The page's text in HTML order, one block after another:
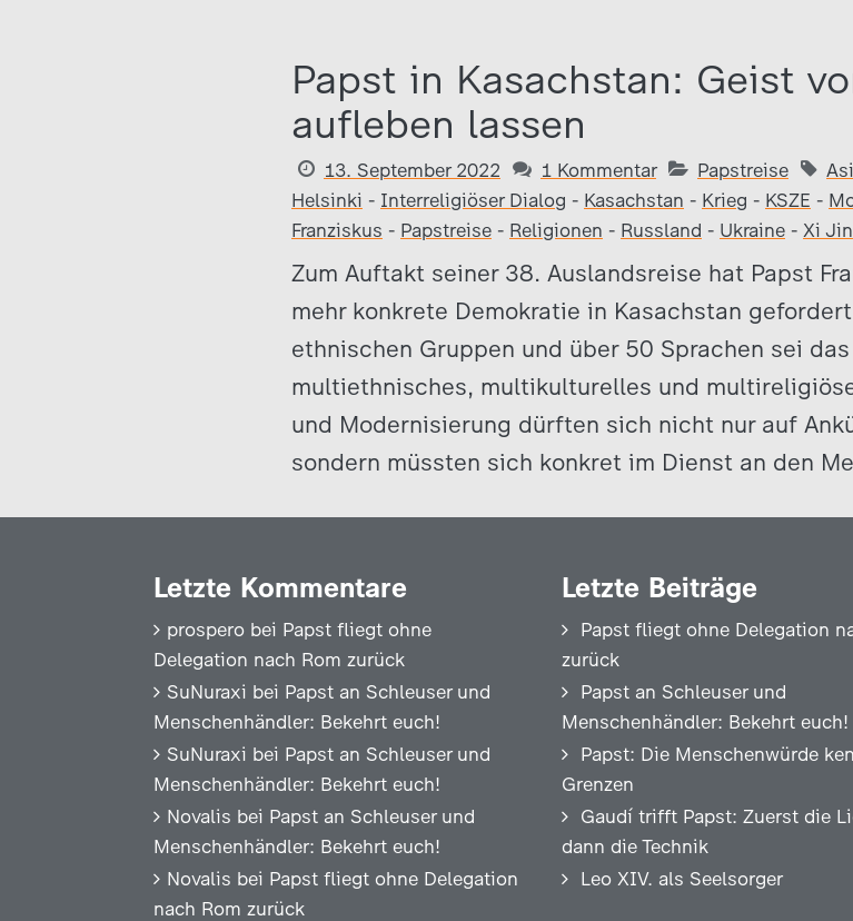
Papst in Kasachstan: Geist
aufleben lassen
13. September 2022 1 Kommentar Papstreise
Helsinki - Interreligiöser Dialog - Kasachstan - Krieg - KSZE -
Franziskus - Papstreise - Religionen - Russland - Ukraine - Xi
Zum Auftakt seiner 38. Auslandsreise hat Papst
mehr konkrete Demokratie in Kasachstan
ethnischen Gruppen und über 50 Sprachen sei
multiethnisches, multikulturelles und
und Modernisierung dürften sich nicht nur auf
sondern müssten sich konkret im Dienst an den
Letzte Kommentare
prospero bei Papst fliegt ohne
Delegation nach Rom zurück
SuNuraxi bei Papst an Schleuser und
Menschenhändler: Bekehrt euch!
SuNuraxi bei Papst an Schleuser und
Menschenhändler: Bekehrt euch!
Novalis bei Papst an Schleuser und
Menschenhändler: Bekehrt euch!
Novalis bei Papst fliegt ohne Delegation
nach Rom zurück
Letzte Beiträge
Papst fliegt ohne Delegation
zurück
Papst an Schleuser und
Menschenhändler: Bekehrt euch!
Papst: Die Menschenwürde
Grenzen
Gaudí trifft Papst: Zuerst die
dann die Technik
Leo XIV. als Seelsorger